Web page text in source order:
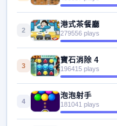
2
港式茶餐廳
279556 plays
3
寶石消除 4
196415 plays
4
泡泡射手
181041 plays